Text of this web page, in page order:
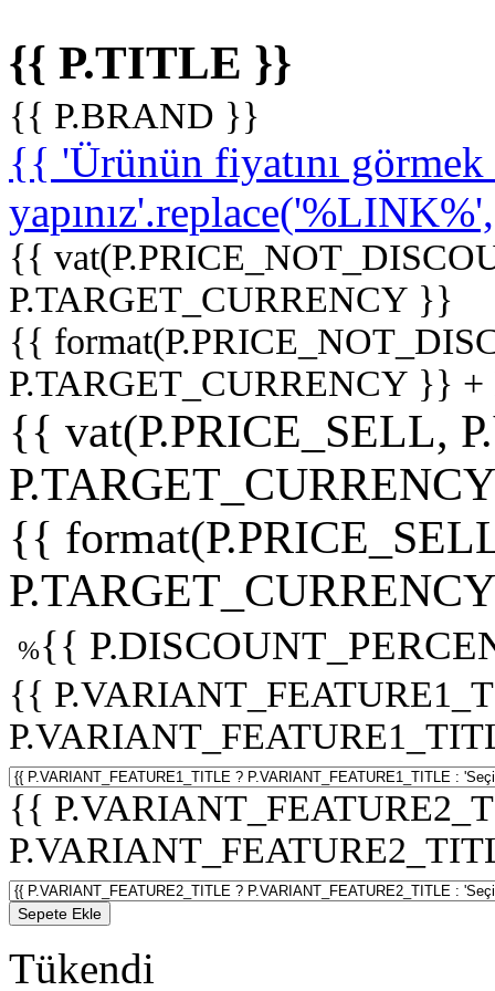
{{ P.TITLE }}
{{ P.BRAND }}
{{ 'Ürünün fiyatını
{{
P.TARGET_CURRENCY }}
{{
P.TARGET_CURRENCY }}
{{ vat(P.PRICE_SELL,
{{
%{{
{{
{{
Sepete Ekle
Tükendi